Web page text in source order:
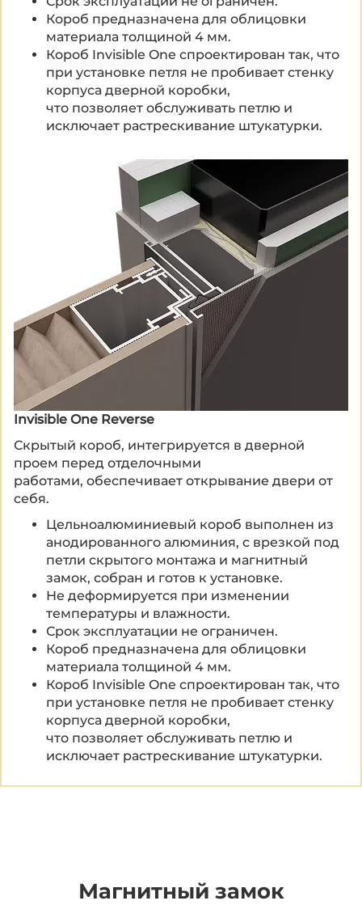
Короб предназначена для облицовки
материала толщиной 4 мм.
Короб Invisible One спроектирован так, что
при установке петля не пробивает стенку
корпуса дверной коробки,
что позволяет обслуживать петлю и
исключает растрескивание штукатурки.
Invisible One Reverse
Скрытый короб, интегрируется в дверной
проем перед отделочными
работами, обеспечивает открывание двери от
себя.
Цельноалюминиевый короб выполнен из
анодированного алюминия, с врезкой под
петли скрытого монтажа и магнитный
замок, собран и готов к установке.
Не деформируется при изменении
температуры и влажности.
Срок эксплуатации не ограничен.
Короб предназначена для облицовки
материала толщиной 4 мм.
Короб Invisible One спроектирован так, что
при установке петля не пробивает стенку
корпуса дверной коробки,
что позволяет обслуживать петлю и
исключает растрескивание штукатурки.
Акустическое наполнение двери
Состав полотна:
высокопрочная алюминиевая рама, с
фрезеровочными отверстиями под петли и
замок
полотно ХДФ (благодаря своей высокой
плотности обладает лучшей
влагостойкостью)
грунтовка глубокого проникновения
Магнитный замок